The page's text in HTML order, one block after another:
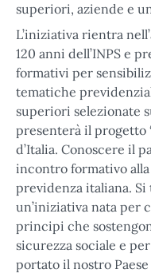
superiori, aziende e
L’iniziativa rientra
120 anni dell’INPS e
formativi per
tematiche
superiori selezionate
presenterà il progetto
d’Italia. Conoscere il
incontro formativo
previdenza italiana.
un’iniziativa nata per
principi che
sicurezza sociale e
portato il nostro